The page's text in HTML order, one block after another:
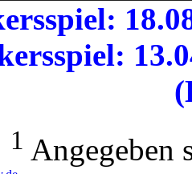
1 Angegeben